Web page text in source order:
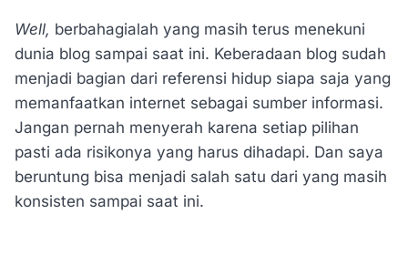
Well, berbahagialah yang masih terus menekuni
dunia blog sampai saat ini. Keberadaan blog sudah
menjadi bagian dari referensi hidup siapa saja yang
memanfaatkan internet sebagai sumber informasi.
Jangan pernah menyerah karena setiap pilihan
pasti ada risikonya yang harus dihadapi. Dan saya
beruntung bisa menjadi salah satu dari yang masih
konsisten sampai saat ini.